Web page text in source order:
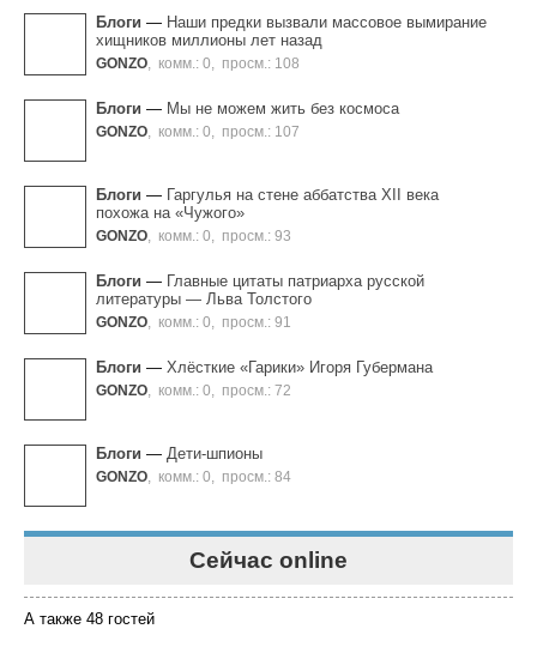
Блоги — Наши предки вызвали массовое вымирание
хищников миллионы лет назад
GONZO комм.: 0 просм.: 108
Блоги — Мы не можем жить без космоса
GONZO комм.: 0 просм.: 107
Блоги — Гаргулья на стене аббатства XII века
похожа на «Чужого»
GONZO комм.: 0 просм.: 93
Блоги — Главные цитаты патриарха русской
литературы — Льва Толстого
GONZO комм.: 0 просм.: 91
Блоги — Хлёсткие «Гарики» Игоря Губермана
GONZO комм.: 0 просм.: 72
Блоги — Дети-шпионы
GONZO комм.: 0 просм.: 84
Сейчас online
А также 48 гостей